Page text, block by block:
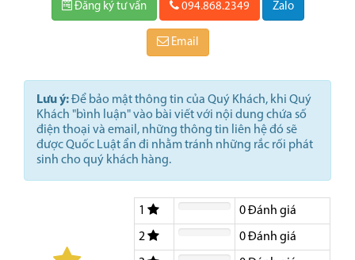
Đăng ký tư vấn 094.868.2349 Zalo
Email
Lưu ý:Để bảo mật thông tin của Quý Khách, khi Quý
Khách "bình luận" vào bài viết với nội dung chứa số
điện thoại và email, những thông tin liên hệ đó sẽ
được Quốc Luật ẩn đi nhằm tránh những rắc rối phát
sinh cho quý khách hàng.
1 0Đánh giá
2 0Đánh giá